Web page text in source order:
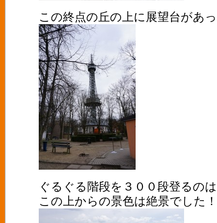
この終点の丘の上に展望台があ
ぐるぐる階段を３００段登るの
この上からの景色は絶景でした！